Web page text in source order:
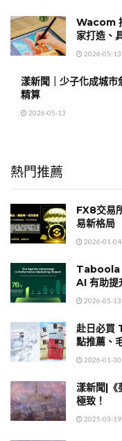
Wacom
家打造、
2026-05-13
漾新聞｜少子化成城
精算
2026-05-13
熱門推薦
FX8交易
易新格局
2026-01-04
Taboola
AI 有助提
2026-05-13
赴日必買
點推薦、
2026-01-30
漾新聞|《
極致！
2025-03-19